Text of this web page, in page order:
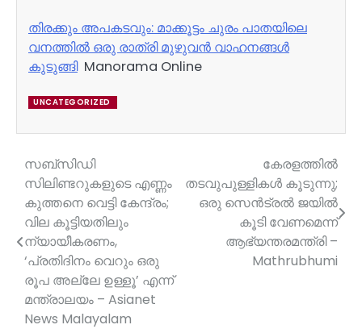
തിരക്കും അപകടവും: മാക്കൂട്ടം ചുരം പാതയിലെ
വനത്തിൽ ഒരു രാത്രി മുഴുവൻ വാഹനങ്ങൾ
കുടുങ്ങിManorama Online
UNCATEGORIZED
Post
navigation
സബ്‌സിഡി
സിലിണ്ടറുകളുടെ എണ്ണം
കുത്തനെ വെട്ടി കേന്ദ്രം;
വില കൂട്ടിയതിലും
ന്യായീകരണം,
‘പ്രതിദിനം വെറും ഒരു
രൂപ അല്ലേ ഉള്ളൂ’ എന്ന്
മന്ത്രാലയം – Asianet
News Malayalam
കേരളത്തിൽ
തടവുപുള്ളികൾ കൂടുന്നു;
ഒരു സെൻട്രൽ ജയിൽ
കൂടി വേണമെന്ന്
ആഭ്യന്തരമന്ത്രി –
Mathrubhumi